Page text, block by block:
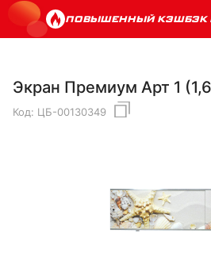
ПОВЫШЕННЫЙ КЭШБЭК
Экран Премиум Арт 1
Код: ЦБ-00130349